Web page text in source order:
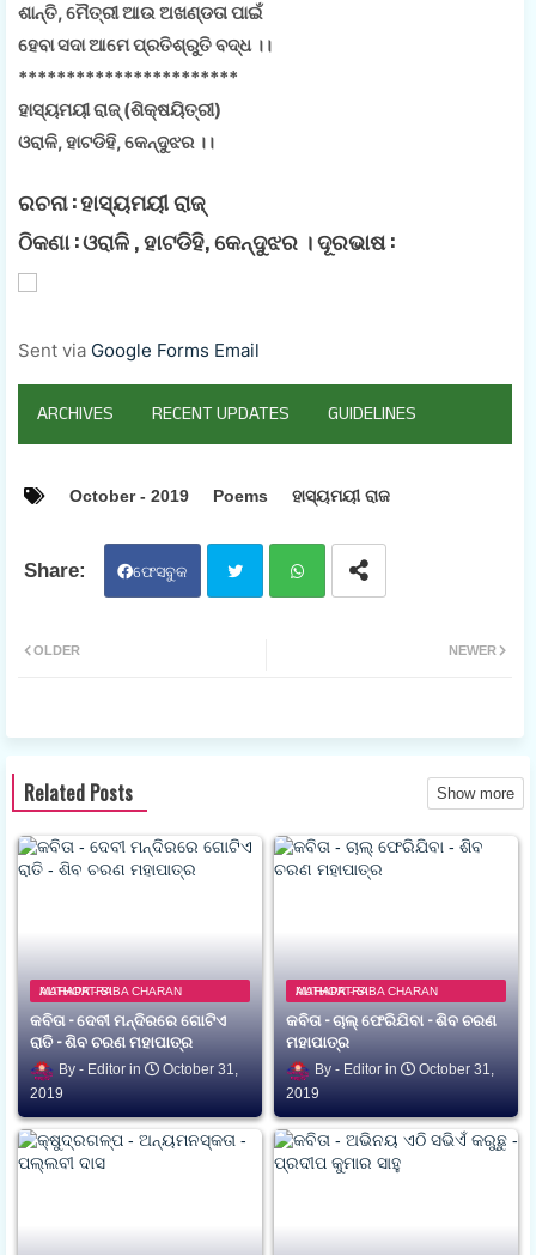
ଶାନ୍ତି, ମୈତ୍ରୀ ଆଉ ଅଖଣ୍ଡତା ପାଇଁ
ହେବା ସଦା ଆମେ ପ୍ରତିଶ୍ରୁତି ବଦ୍ଧ ।।
***********************
ହାସ୍ୟମୟୀ ରାଜ୍ (ଶିକ୍ଷୟିତ୍ରୀ)
ଓରାଳି, ହାଟଡିହି, କେନ୍ଦୁଝର ।।
ରଚନା :ହାସ୍ୟମୟୀ ରାଜ୍
ଠିକଣା :ଓରାଳି , ହାଟଡିହି, କେନ୍ଦୁଝର । ଦୂରଭାଷ :
Sent via Google Forms Email
ARCHIVES RECENT UPDATES GUIDELINES
October - 2019 Poems ହାସ୍ୟମୟୀ ରାଜ
ଫେସବୁକ
ଆପ
NEWER
OLDER
Related Posts Show more
AUTHOR - SIBA CHARAN MAHAPATRA
କବିତା - ଦେବୀ ମନ୍ଦିରରେ ଗୋଟିଏ
ରାତି - ଶିବ ଚରଣ ମହାପାତ୍ର
Editor
October 31,
2019
AUTHOR - SIBA CHARAN MAHAPATRA
କବିତା - ଚାଲ୍ ଫେରିଯିବା - ଶିବ ଚରଣ
ମହାପାତ୍ର
Editor
October 31,
2019